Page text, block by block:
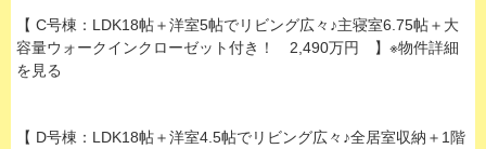
【 C号棟：LDK18帖＋洋室5帖でリビング広々♪主寝室6.75帖＋大
容量ウォークインクローゼット付き！ 2,490万円 】※物件詳細
を見る
【 D号棟：LDK18帖＋洋室4.5帖でリビング広々♪全居室収納＋1階